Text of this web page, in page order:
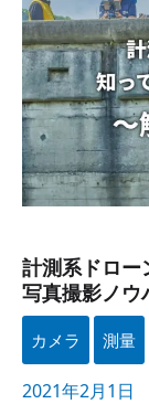
計測系ドロー
写真撮影ノウ
カメラ 測量
2021年2月1日
知って​
おきたい​
写真撮影ノウハ
〜
解像度管理技術